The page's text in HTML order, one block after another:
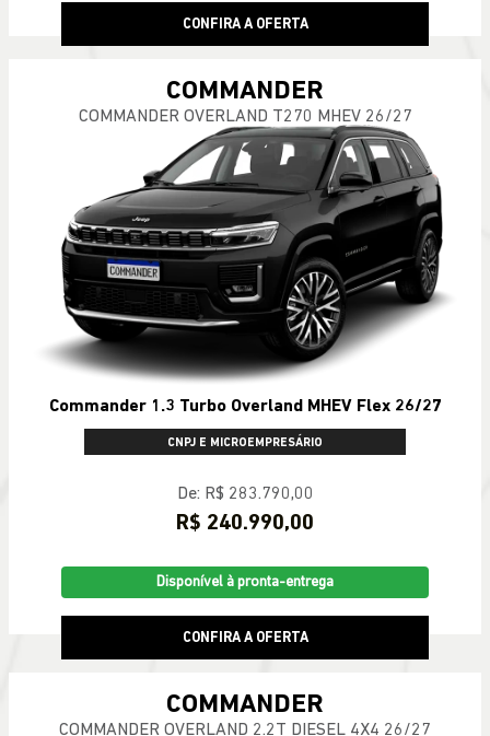
CONFIRA A OFERTA
COMMANDER
COMMANDER OVERLAND T270 MHEV 26/27
Commander 1.3 Turbo Overland MHEV Flex 26/27
CNPJ E MICROEMPRESÁRIO
De: R$ 283.790,00
R$ 240.990,00
Disponível à pronta-entrega
CONFIRA A OFERTA
COMMANDER
COMMANDER OVERLAND 2.2T DIESEL 4X4 26/27